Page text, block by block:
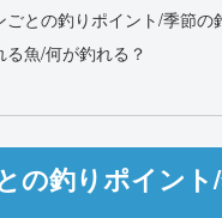
ごとの釣りポイント/季節の
る魚/何が釣れる？
の釣りポイント